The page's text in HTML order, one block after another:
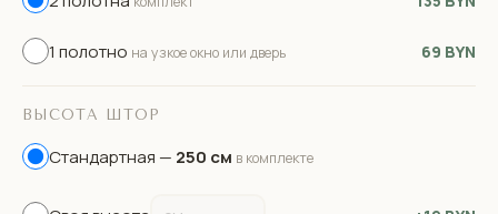
1 полотно на узкое окно или дверь 69 BYN
ВЫСОТА ШТОР
Стандартная — 250 см в комплекте